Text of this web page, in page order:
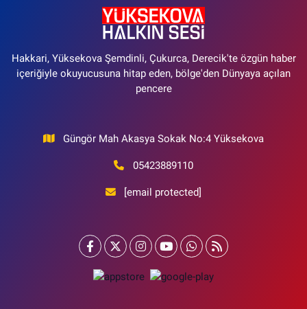
Hakkari, Yüksekova Şemdinli, Çukurca, Derecik'te özgün haber
içeriğiyle okuyucusuna hitap eden, bölge'den Dünyaya açılan
pencere
Güngör Mah Akasya Sokak No:4 Yüksekova
05423889110
[email protected]